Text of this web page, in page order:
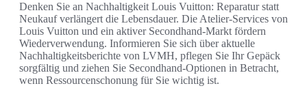
Denken Sie an Nachhaltigkeit Louis Vuitton: Reparatur statt
Neukauf verlängert die Lebensdauer. Die Atelier-Services von
Louis Vuitton und ein aktiver Secondhand-Markt fördern
Wiederverwendung. Informieren Sie sich über aktuelle
Nachhaltigkeitsberichte von LVMH, pflegen Sie Ihr Gepäck
sorgfältig und ziehen Sie Secondhand-Optionen in Betracht,
wenn Ressourcenschonung für Sie wichtig ist.